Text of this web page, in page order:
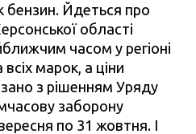
бензин. Йдеться про
області
часом у регіоні
марок, а ціни
з рішенням Уряду
заборону
по 31 жовтня. І